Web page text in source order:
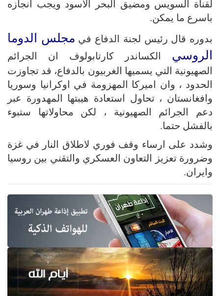
لقناة السويس ومضيق البحر الاسود ويجب انجازه
باسرع ما يمكن.
بدوره قال رئيس لجنة الدفاع في مجلس الدوما
الروسي الكساندر كارتابولوف ان الجرائم
الصهيونية التي يسميها الغربيون بالدفاع، قد تجاوزت
الحدود ، وان اميركا المهزومة في اوكرانيا وسوريا
وافغانستان ، تحاول استعادة هيبتها المهدورة عبر
دعم الجرائم الصهيونية ، لكن محاولاتها ستبوء
بالفشل حتما.
وشدد على ارساء وقف فوري لاطلاق النار في غزة
وضرورة تعزيز التعاون العسكري والتقني بين روسيا
وايران.